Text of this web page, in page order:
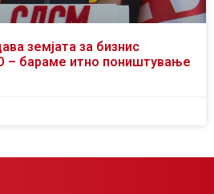
земјата за бизнис
– бараме итно поништување